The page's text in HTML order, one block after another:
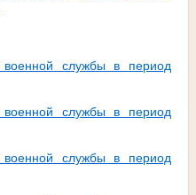
службы в период
службы в период
службы в период